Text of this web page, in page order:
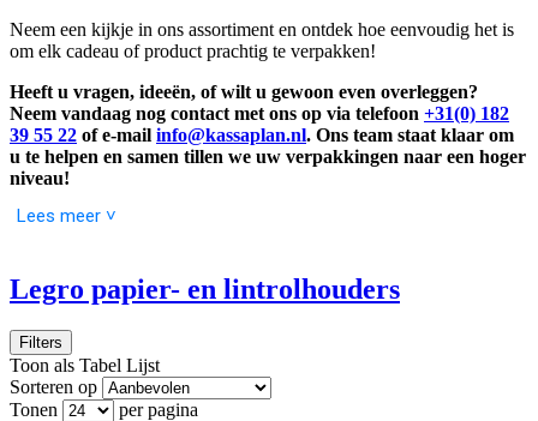
Neem een kijkje in ons assortiment en ontdek hoe eenvoudig het is
om elk cadeau of product prachtig te verpakken!
Heeft u vragen, ideeën, of wilt u gewoon even overleggen?
Neem vandaag nog contact met ons op via telefoon +31(0) 182
39 55 22 of e-mail info@kassaplan.nl. Ons team staat klaar om
u te helpen en samen tillen we uw verpakkingen naar een hoger
niveau!
Lees meer ˅
Legro papier- en lintrolhouders
Filters
Toon als Tabel Lijst
Sorteren op
Tonen
per pagina